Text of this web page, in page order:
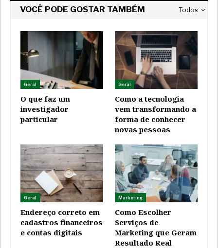
Todos
VOCÊ PODE GOSTAR TAMBÉM
Geral
O que faz um
investigador
particular
Geral
Como a tecnologia
vem transformando a
forma de conhecer
novas pessoas
Geral
Endereço correto em
cadastros financeiros
e contas digitais
Marketing
Como Escolher
Serviços de
Marketing que Geram
Resultado Real